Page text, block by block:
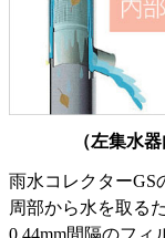
（左集水
雨水コレクターGS
周部から水を取る